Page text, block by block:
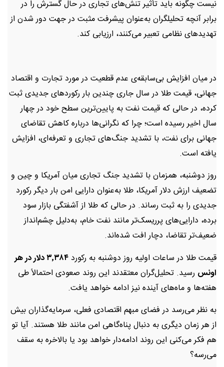
نیست چگونه باید تأثیر تنش‌های تجاری در حال گسترش را در
برابر آنچه تحلیلگران به‌عنوان پیشرفت مثبت در جهت دور شدن از
تهدیدهای نظامی تعبیر می‌کنند، ارزیابی کند.
در میان افزایش بی‌سابقه‌ی عدم قطعیت در مورد تجارت و اقتصاد
جهانی، قیمت طلا در سال جاری چندین بار رکوردهای جدیدی ثبت
کرده، در حالی که قیمت نفت به پایین‌ترین سطح خود در چهار
سال اخیر رسیده است؛ چرا که نگرانی‌ها درباره کاهش تقاضای
جهانی برای نفت، با تشدید جنگ‌های تجاری و تعرفه‌ای، افزایش
یافته است.
روز دوشنبه، همزمان با تشدید جنگ تجاری میان آمریکا و چین و
تضعیف ارزش دلار آمریکا، طلا به‌عنوان دارایی امن بار دیگر رکورد
جدیدی را به ثبت رساند. در حالی که طلا از آشفتگی بازار سود
برده، دارایی‌های پرریسک‌تر مانند نفت خام، به‌دلیل چشم‌انداز
ضعیف‌تر تقاضا، دچار افت شده‌اند.
قیمت طلا در ساعات اولیه روز دوشنبه به رکورد
۳٬۳۸۴ دلار در هر
اونس رسید. تحلیل‌گران معتقدند این روند صعودی احتمالاً طی
هفته‌ها و ماه‌های آینده نیز ادامه خواهد یافت.
به نظر می‌رسد در فضای مبهم اقتصادی فعلی، سرمایه‌گذاران بیش
از هر زمان دیگری به دنبال پناه‌گاهی امن مانند طلا هستند. آیا تو
هم فکر می‌کنی این روند ادامه‌دار خواهد بود یا بالاخره به سقف
می‌رسه؟